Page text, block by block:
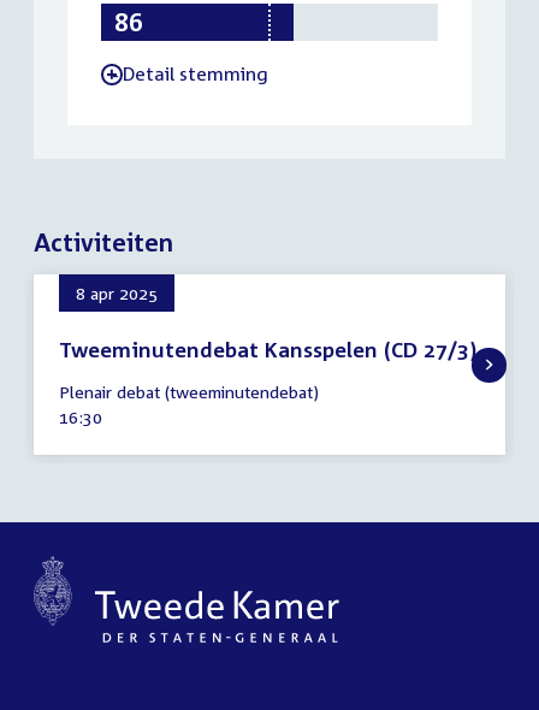
-Detail stemming
Activiteiten
8 apr 2025
Tweeminutendebat Kansspelen (CD 27/3)
april
2025
Plenair debat (tweeminutendebat)
Tijd
16:30